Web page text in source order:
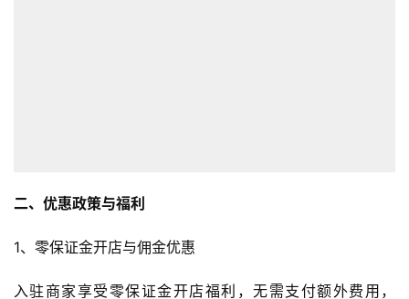
二、优惠政策与福利
1、零保证金开店与佣金优惠
入驻商家享受零保证金开店福利，无需支付额外费用，